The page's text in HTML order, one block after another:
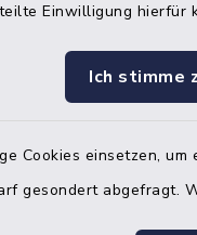
Einwilligung hierfür
Ich stimme
Cookies einsetzen,
gesondert abgefragt.
Terminvereinbarung
ein dringendes
zeitnahen Termin?
04832